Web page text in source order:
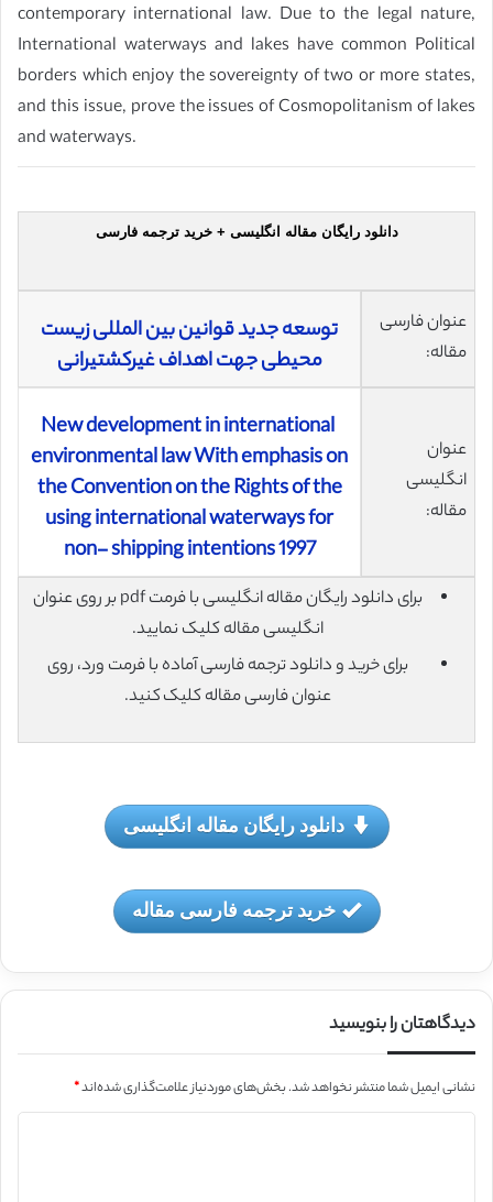
contemporary international law. Due to the legal nature,
International waterways and lakes have common Political
borders which enjoy the sovereignty of two or more states,
and this issue, prove the issues of Cosmopolitanism of lakes
and waterways.
دانلود رایگان مقاله انگلیسی + خرید ترجمه فارسی
عنوان فارسی
مقاله:
توسعه جدید قوانین بین المللی زیست
محیطی جهت اهداف غیرکشتیرانی
عنوان
انگلیسی
مقاله:
New development in international
environmental law With emphasis on
the Convention on the Rights of the
using international waterways for
non- shipping intentions 1997
برای دانلود رایگان مقاله انگلیسی با فرمت pdf بر روی عنوان
انگلیسی مقاله کلیک نمایید.
برای خرید و دانلود ترجمه فارسی آماده با فرمت ورد، روی
عنوان فارسی مقاله کلیک کنید.
دانلود رایگان مقاله انگلیسی
خرید ترجمه فارسی مقاله
دیدگاهتان را بنویسید
نشانی ایمیل شما منتشر نخواهد شد.بخش‌های موردنیاز علامت‌گذاری شده‌اند*